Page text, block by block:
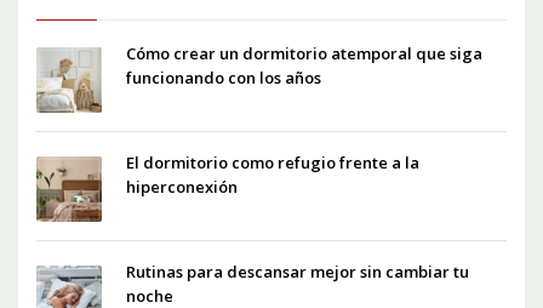
Cómo crear un dormitorio atemporal que siga
funcionando con los años
El dormitorio como refugio frente a la
hiperconexión
Rutinas para descansar mejor sin cambiar tu
noche